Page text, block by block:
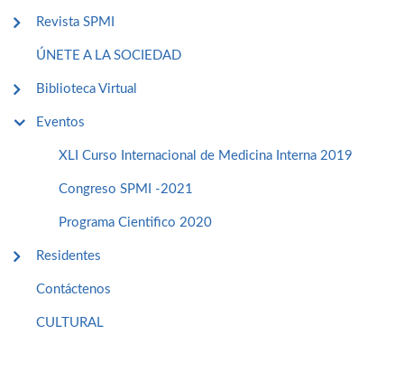
Revista SPMI
ÚNETE A LA SOCIEDAD
Biblioteca Virtual
Eventos
XLI Curso Internacional de Medicina Interna 2019
Congreso SPMI -2021
Programa Cientifico 2020
Residentes
Contáctenos
CULTURAL